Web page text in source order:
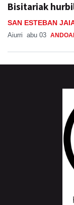
Bisitariak
SAN ESTEBAN
Aiurri abu 03